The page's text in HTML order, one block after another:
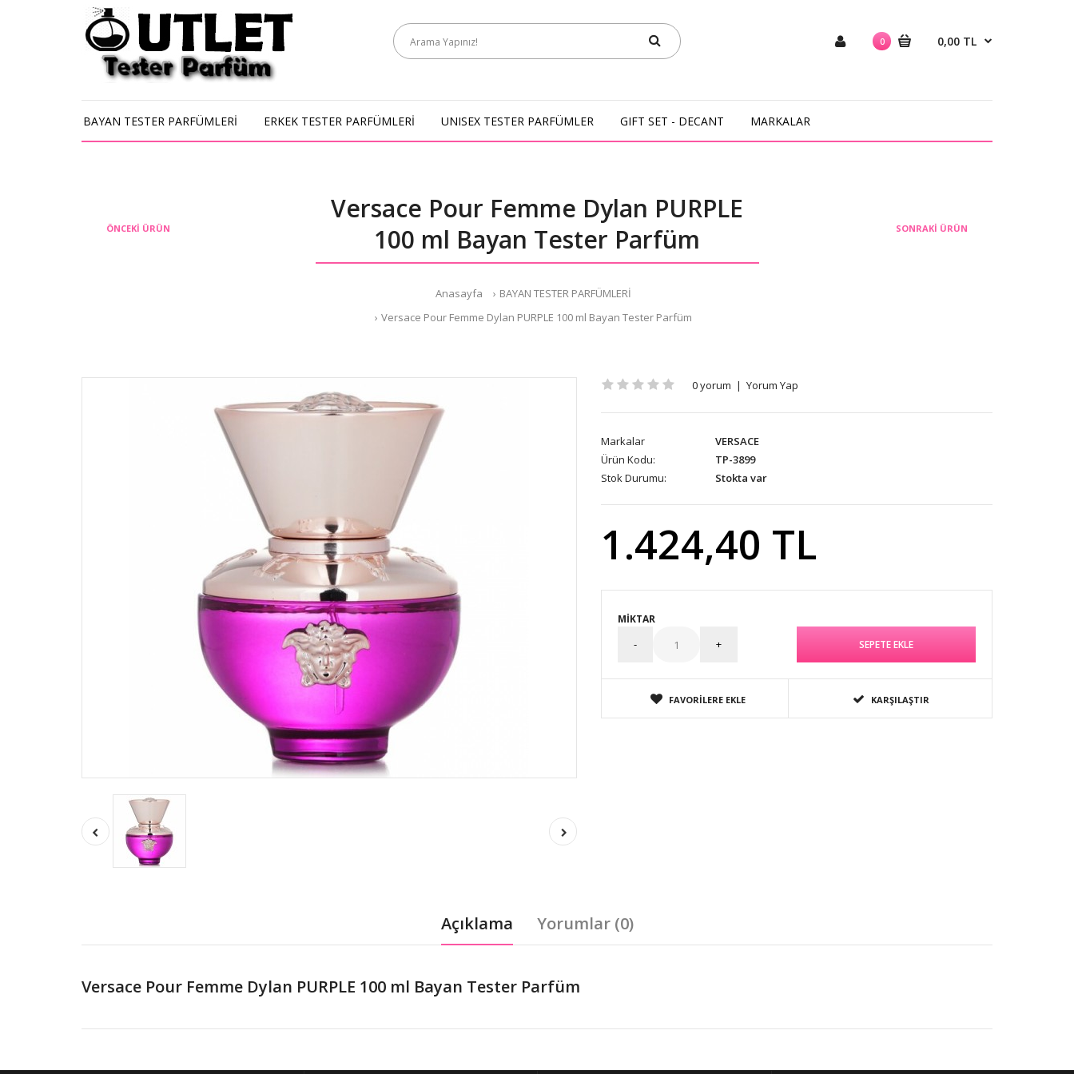
0 0,00 TL
BAYAN TESTER PARFÜMLERİ ERKEK TESTER PARFÜMLERİ UNISEX TESTER PARFÜMLER GIFT SET - DECANT MARKALAR
ÖNCEKI ÜRÜN
Versace Pour Femme Dylan PURPLE
100 ml Bayan Tester Parfüm
Anasayfa
BAYAN TESTER PARFÜMLERİ
Versace Pour Femme Dylan PURPLE 100 ml Bayan Tester Parfüm
SONRAKI ÜRÜN
0 yorum | Yorum Yap
Markalar
VERSACE
Ürün Kodu:
TP-3899
Stok Durumu:
Stokta var
1.424,40 TL
MIKTAR
FAVORILERE EKLE KARŞILAŞTIR
Açıklama Yorumlar (0)
Versace Pour Femme Dylan PURPLE 100 ml Bayan Tester Parfüm